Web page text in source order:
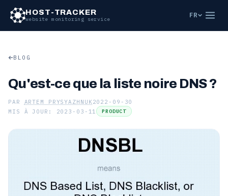
HOST-TRACKER
website monitoring service
FR
BLOG
Qu'est-ce que la liste noire DNS ?
PAR ARTEM PRYSYAZHNUK 2022-09-30
MIS À JOUR: 2023-03-11
PRODUCT